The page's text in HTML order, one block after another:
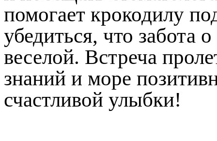
помогает крокодилу
убедиться, что забота
веселой. Встреча
знаний и море
счастливой улыбки!